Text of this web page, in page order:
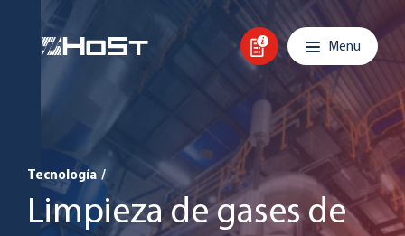
Main navigation
Menu
Tecnología /
Limpieza de gases de